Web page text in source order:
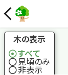
国土地理院
木の表示
すべて
見頃のみ
非表示